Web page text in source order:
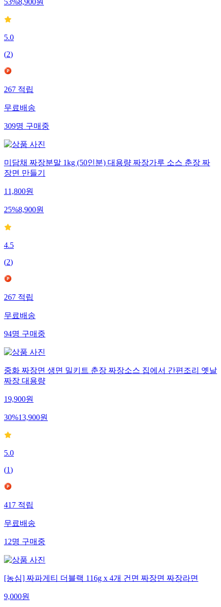
53%8,900원
5.0
(2)
267적립
무료배송
309명구매중
미담채 짜장분말 1kg (50인분) 대용량 짜장가루 소스 춘장 짜
장면 만들기
11,800원
25%8,900원
4.5
(2)
267적립
무료배송
94명구매중
중화 짜장면 생면 밀키트 춘장 짜장소스 집에서 간편조리 옛날
짜장 대용량
19,900원
30%13,900원
5.0
(1)
417적립
무료배송
12명구매중
[농심] 짜파게티 더블랙 116g x 4개 건면 짜장면 짜장라면
9,000원